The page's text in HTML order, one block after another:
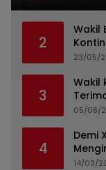
2
Wakil
23/05/
3
Wakil
05/08/
4
Demi
14/03/